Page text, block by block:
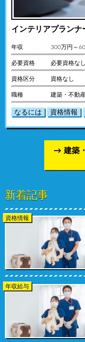
インテリアプランナ
年収 300万円～
必要資格 必要資格なし
資格区分 資格なし
職種 建築・不動
なるには 資格情報
建築
新着記事
資格情報
年収給与